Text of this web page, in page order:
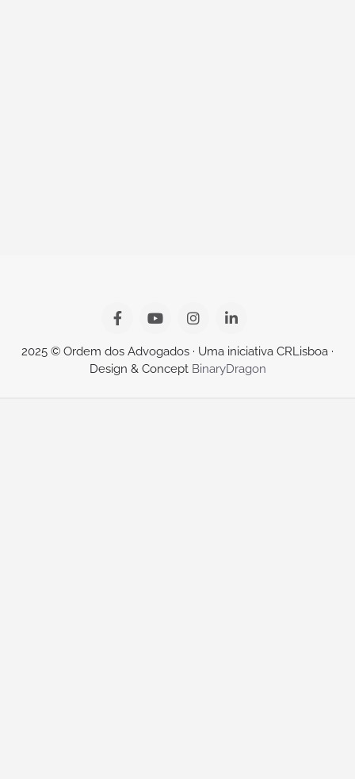
2025 © Ordem dos Advogados · Uma iniciativa CRLisboa ·
Design & Concept BinaryDragon